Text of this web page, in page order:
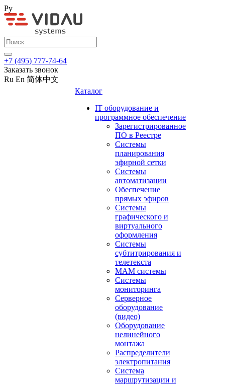
Ру
+7 (495) 777-74-64
Заказать звонок
Ru En 简体中文
Каталог
IT оборудование и
программное обеспечение
Зарегистрированное
ПО в Реестре
Системы
планирования
эфирной сетки
Системы
автоматизации
Обеспечение
прямых эфиров
Системы
графического и
виртуального
оформления
Системы
субтитрирования и
телетекста
MAM системы
Системы
мониторинга
Серверное
оборудование
(видео)
Оборудование
нелинейного
монтажа
Распределители
электропитания
Система
маршрутизации и